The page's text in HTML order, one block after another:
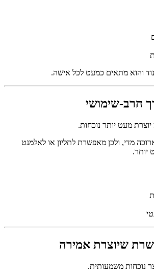
והוא מתאים כמעט לכל אישה.
מדי, ולכן מאפשרת לתליון או לאלמנט
יותר.
נוכחות משמעותית.